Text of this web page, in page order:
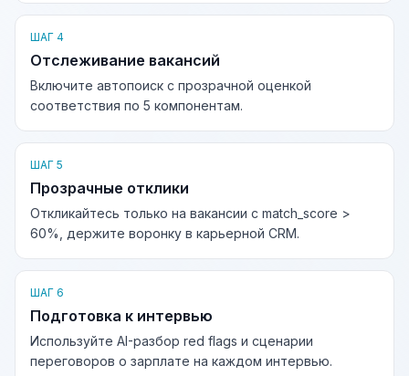
ШАГ 4
Отслеживание вакансий
Включите автопоиск с прозрачной оценкой
соответствия по 5 компонентам.
ШАГ 5
Прозрачные отклики
Откликайтесь только на вакансии с match_score >
60%, держите воронку в карьерной CRM.
ШАГ 6
Подготовка к интервью
Используйте AI-разбор red flags и сценарии
переговоров о зарплате на каждом интервью.